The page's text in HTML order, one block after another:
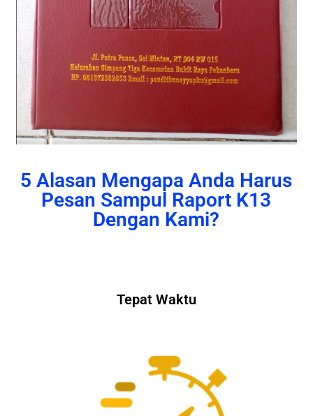
5 Alasan Mengapa Anda Harus
Pesan Sampul Raport K13
Dengan Kami?
Tepat Waktu